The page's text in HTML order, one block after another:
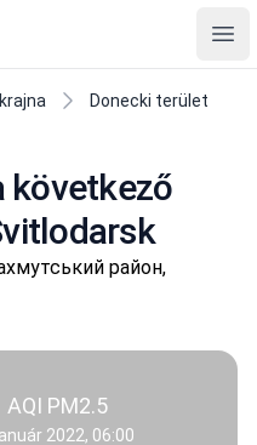
Donecki terület
következő
район,
AQI PM2.5
2022, 06:00